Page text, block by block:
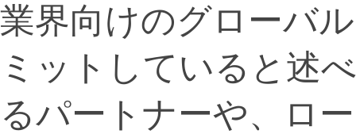
業界向けのグローバ
ミットしていると述
るパートナーや、ロ